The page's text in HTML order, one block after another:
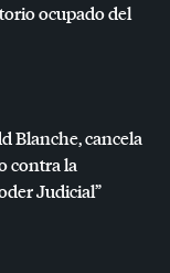
ocupado del
Blanche, cancela
contra la
Judicial”